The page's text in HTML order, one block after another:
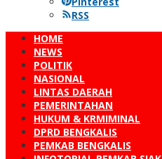
RSS
HOME
NEWS
POLITIK
NASIONAL
LINTAS DAERAH
PEMERINTAHAN
HUKUM & KRMIMINAL
DPRD BENGKALIS
PEMKAB BENGKALIS